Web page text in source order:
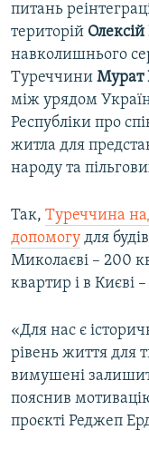
питань
територій Олексій
навколишнього
Туреччини Мурат
між урядом
Республіки про
житла для
народу та
Так, Туреччина
допомогу для
Миколаєві – 200
квартир і в Києві
«Для нас є
рівень життя для
вимушені
пояснив
проєкті Реджеп